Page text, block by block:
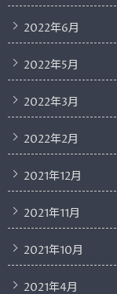
2022年6月
2022年5月
2022年3月
2022年2月
2021年12月
2021年11月
2021年10月
2021年4月